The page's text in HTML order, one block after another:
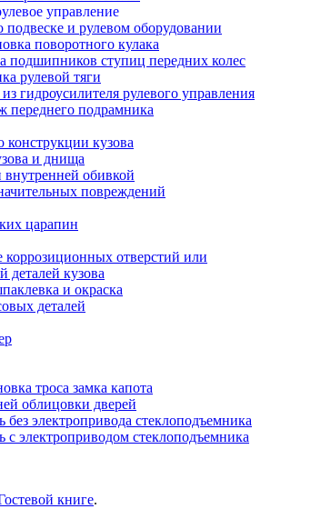
управление
и рулевом оборудовании
поворотного кулака
подшипников ступиц передних колес
рулевой тяги
гидроусилителя рулевого управления
переднего подрамника
кузова
и днища
внутренней обивкой
повреждений
царапин
коррозиционных отверстий или
деталей кузова
и окраска
деталей
троса замка капота
облицовки дверей
без электропривода стеклоподъемника
с электроприводом стеклоподъемника
книге.